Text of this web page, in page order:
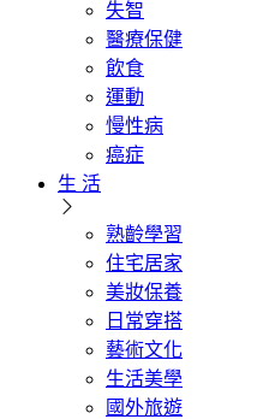
失智
醫療保健
飲食
運動
慢性病
癌症
生 活
熟齡學習
住宅居家
美妝保養
日常穿搭
藝術文化
生活美學
國外旅遊